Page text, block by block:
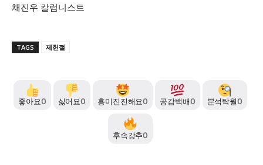
채진우 칼럼니스트
TAGS 제헌절
좋아요0 싫어요0 흥미진진해요0 공감백배0 분석탁월0
후속강추0